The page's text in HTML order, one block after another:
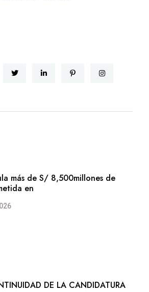
más de S/ 8,500millones de
en
DE LA CANDIDATURA